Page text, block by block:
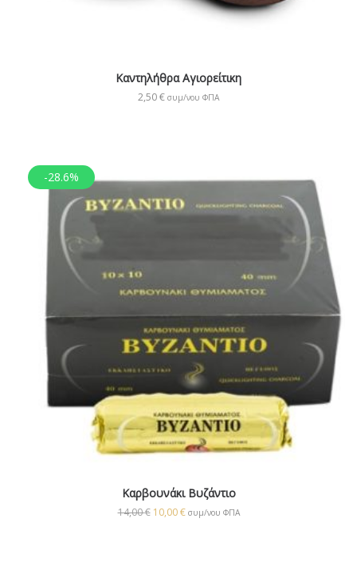
Καντηλήθρα Αγιορείτικη
2,50€ συμ/νου ΦΠΑ
-28.6%
Καρβουνάκι Βυζάντιο
14,00€ 10,00€ συμ/νου ΦΠΑ